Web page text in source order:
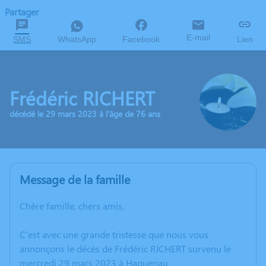
Partager
SMS WhatsApp Facebook E-mail Lien
Frédéric RICHERT
décédé le 29 mars 2023 à l'âge de 76 ans
Message de la famille
Chère famille, chers amis,
C’est avec une grande tristesse que nous vous
annonçons le décès de Frédéric RICHERT survenu le
mercredi 29 mars 2023 à Haguenau.